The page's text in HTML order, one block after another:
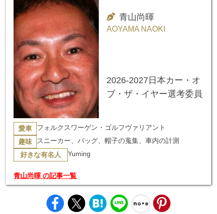
青山尚暉
AOYAMA NAOKI
2026-2027日本カー・オ
ブ・ザ・イヤー選考委員
愛車 フォルクスワーゲン・ゴルフヴァリアント
趣味 スニーカー、バッグ、帽子の蒐集、車内の計測
好きな有名人 Yuming
青山尚暉 の記事一覧